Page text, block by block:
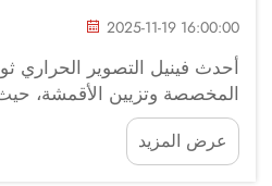
2025-11-19 16:00:00
أحدث فينيل التصوير الحراري
المخصصة وتزيين الأقمشة، حيث
للتعبير الإبداعي. ومع ذلك، حتى
يقعون في أخطاء شائعة تؤثر
فهم هذه الأخطاء هو المفتاح
عرض المزيد